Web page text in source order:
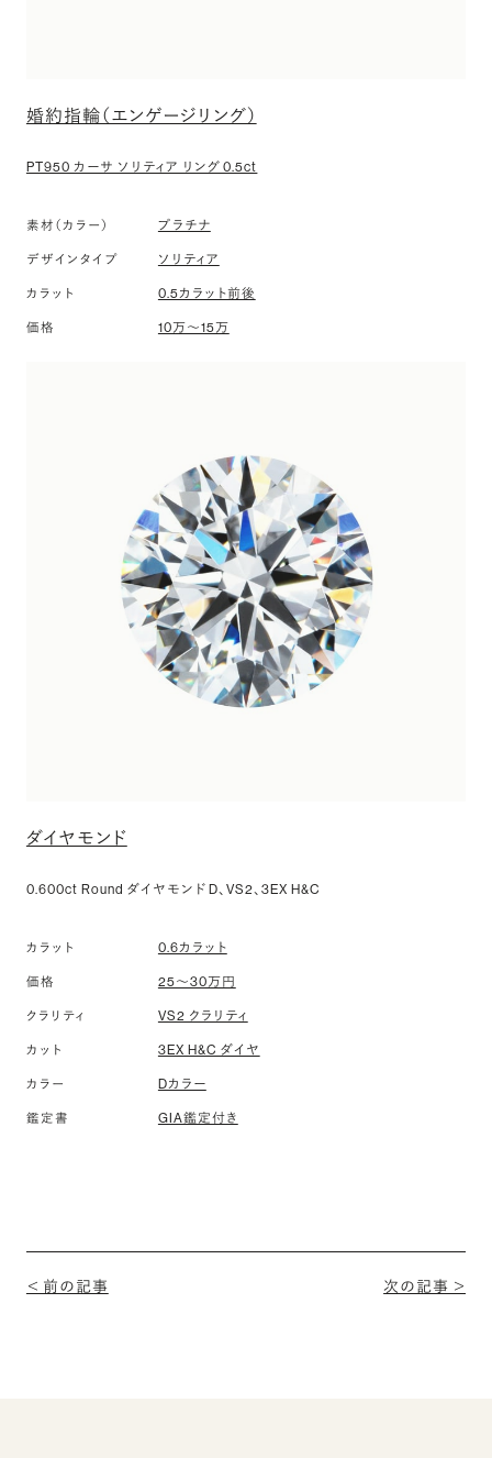
婚約指輪（エンゲージリング）
PT950 カーサ ソリティア リング 0.5ct
素材（カラー） プラチナ
デザインタイプ ソリティア
カラット 0.5カラット前後
価格 10万〜15万
ダイヤモンド
0.600ct Round ダイヤモンド D、VS2、3EX H&C
カラット 0.6カラット
価格 25〜30万円
クラリティ VS2 クラリティ
カット 3EX H&C ダイヤ
カラー Dカラー
鑑定書 GIA鑑定付き
＜ 前の記事 次の記事 ＞